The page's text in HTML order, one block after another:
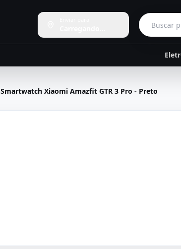
Buscar
Smartwatch Xiaomi Amazfit GTR 3 Pro - Preto